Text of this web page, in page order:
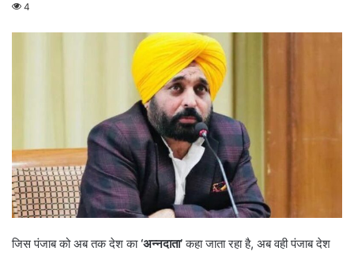
4
जिस पंजाब को अब तक देश का‘अन्नदाता’कहा जाता रहा है, अब वही पंजाब देश